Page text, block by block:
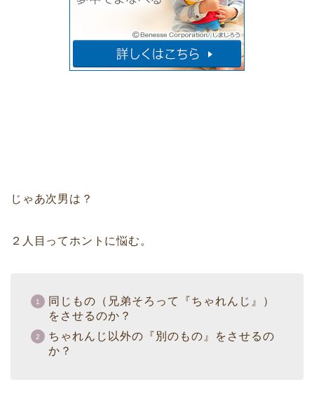
じゃあ次男は？
２人目ってホントに悩む。
同じもの（兄弟そろって『ちゃれんじ』）
をさせるのか？
ちゃれんじ以外の『別のもの』をさせるの
か？